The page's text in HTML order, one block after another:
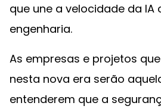
que une a velocidade da IA
engenharia.
As empresas e projetos
nesta nova era serão
entenderem que a